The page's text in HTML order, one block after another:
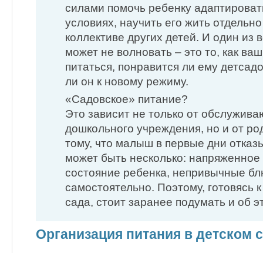
силами помочь ребенку
условиях, научить его жить
коллективе других детей. И один из
может не волновать – это то, как
питаться, понравится ли ему
ли он к новому режиму.
«Садовское» питание?
Это зависит не только от
дошкольного учреждения, но и от
тому, что малыш в первые дни
может быть несколько:
состояние ребенка, непривычные
самостоятельно. Поэтому, готовясь
сада, стоит заранее подумать и об
Организация питания в детском